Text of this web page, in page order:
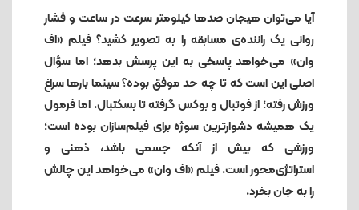
آیا می‌توان هیجان صدها کیلومتر سرعت در ساعت و فشار
روانی یک راننده‌ی مسابقه را به تصویر کشید؟ فیلم «اف
وان» می‌خواهد پاسخی به این پرسش بدهد؛ اما سؤال
اصلی این است که تا چه حد موفق بوده؟ سینما بارها سراغ
ورزش رفته؛ از فوتبال و بوکس گرفته تا بسکتبال. اما فرمول
یک همیشه دشوارترین سوژه برای فیلم‌سازان بوده است؛
ورزشی که بیش از آنکه جسمی باشد، ذهنی و
استراتژی‌محور است. فیلم «اف وان» می‌خواهد این چالش
را به جان بخرد.